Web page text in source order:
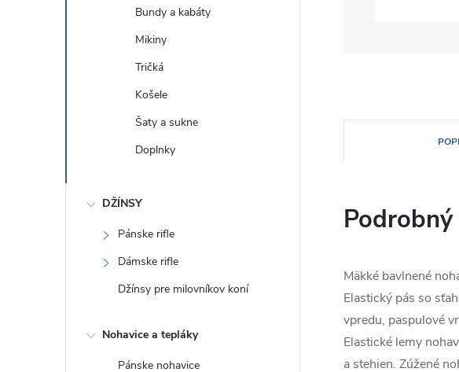
Bundy a kabáty
Mikiny
Tričká
Košele
Šaty a sukne
Doplnky
DŽÍNSY
Pánske rifle
Dámske rifle
Džínsy pre milovníkov koní
Nohavice a tepláky
Pánske nohavice
Mäkké bavlnené
Elastický pás so
vpredu, paspulové
Elastické lemy
a stehien. Zúžené